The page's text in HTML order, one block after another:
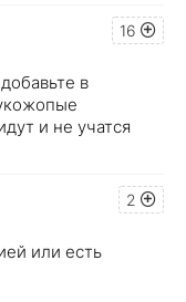
16
в
и не учатся
2
или есть